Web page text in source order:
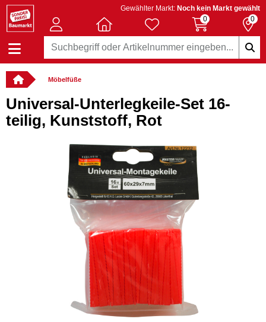
Gewählter Markt: Noch kein Markt gewählt
0
0
Möbelfüße
Universal-Unterlegkeile-Set 16-
teilig, Kunststoff, Rot